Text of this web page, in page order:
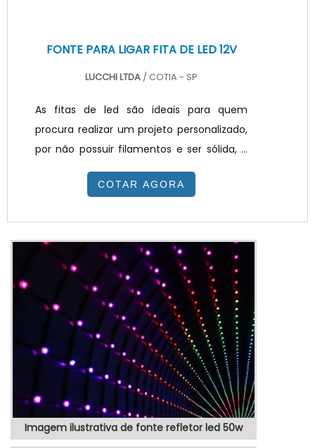
FONTE PARA LIGAR FITA DE LED 12V
LUCCHI LTDA / COTIA - SP
As fitas de led são ideais para quem
procura realizar um projeto personalizado,
por não possuir filamentos e ser sólida, e
serem flexíveis, sendo possível cortar é
possível cortar a fita no tamanho que
de LED alto brilho são inúmeras e o seu uso
é ideal para locais em que o uso de
lâmpadas convencionais não seria
possível, como em sancas, nichos,
espelhos ...
COTAR AGORA
Imagem ilustrativa de fonte refletor led 50w